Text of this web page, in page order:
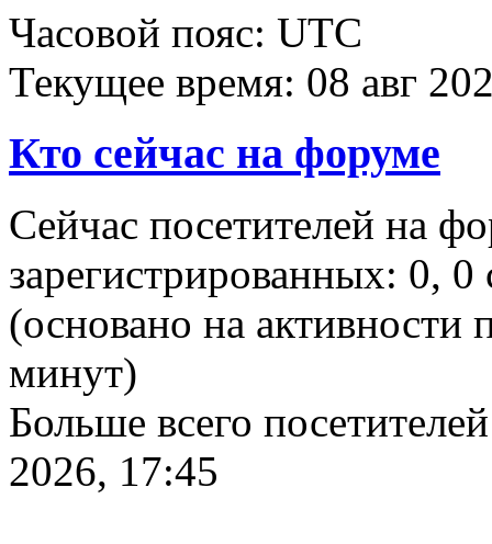
Часовой пояс: UTC
Текущее время: 08 авг
Кто сейчас на форуме
Сейчас посетителей на
зарегистрированных: 0,
(основано на активности
минут)
Больше всего
2026, 17:45